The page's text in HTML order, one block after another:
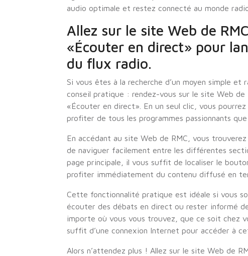
audio optimale et restez connecté au monde
Allez sur le site Web de
«Écouter en direct» pour
du flux radio.
Si vous êtes à la recherche d’un moyen simple et
conseil pratique : rendez-vous sur le site Web
«Écouter en direct». En un seul clic, vous
profiter de tous les programmes passionnants
En accédant au site Web de RMC, vous
de naviguer facilement entre les différentes
page principale, il vous suffit de localiser le
profiter immédiatement du contenu diffusé en
Cette fonctionnalité pratique est idéale si vous
écouter des débats en direct ou rester informé
importe où vous vous trouvez, que ce soit chez
suffit d’une connexion Internet pour accéder à
Alors n’attendez plus ! Allez sur le site Web de